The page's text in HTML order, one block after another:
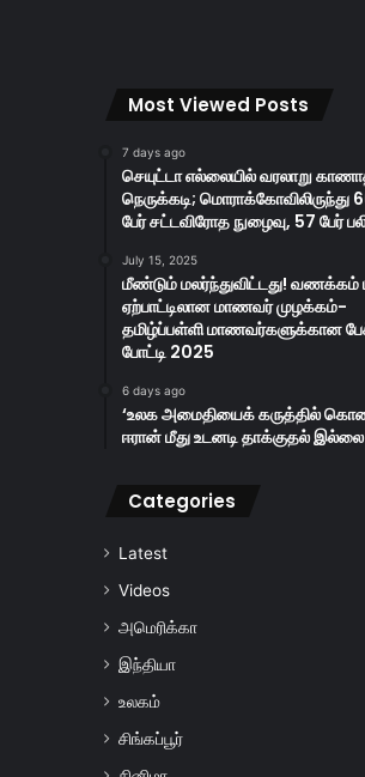
Most Viewed Posts
7 days ago
செயுட்டா எல்லையில் வரலாறு
நெருக்கடி; மொராக்கோவிலிருந்து
பேர் சட்டவிரோத நுழைவு, 57 பேர்
July 15, 2025
மீண்டும் மலர்ந்துவிட்டது! வணக்கம்
ஏற்பாட்டிலான மாணவர் முழக்கம்-
தமிழ்ப்பள்ளி மாணவர்களுக்கான
போட்டி 2025
6 days ago
‘உலக அமைதியைக் கருத்தில்
ஈரான் மீது உடனடி தாக்குதல்
Categories
Latest
Videos
அமெரிக்கா
இந்தியா
உலகம்
சிங்கப்பூர்